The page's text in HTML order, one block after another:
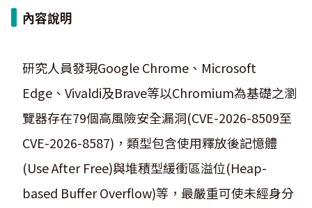
內容說明
研究人員發現Google Chrome、Microsoft
Edge、Vivaldi及Brave等以Chromium為基礎之瀏
覽器存在79個高風險安全漏洞(CVE-2026-8509至
CVE-2026-8587)，類型包含使用釋放後記憶體
(Use After Free)與堆積型緩衝區溢位(Heap-
based Buffer Overflow)等，最嚴重可使未經身分